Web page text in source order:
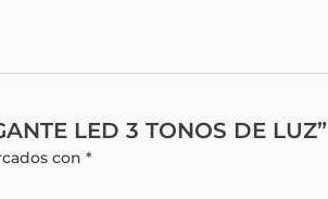
LED 3 TONOS DE LUZ”
con*